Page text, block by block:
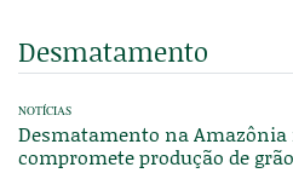
Desmatamento
NOTÍCIAS
Desmatamento na Amazônia
compromete produção de